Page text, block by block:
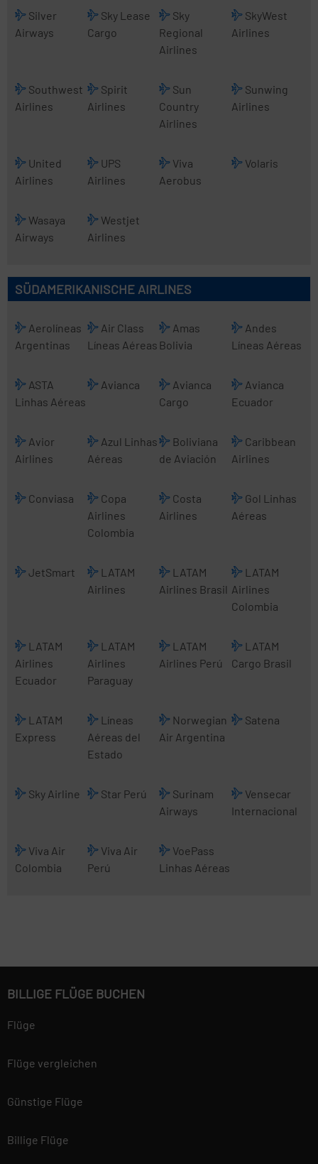
Silver
Airways
Sky Lease
Cargo
Sky
Regional
Airlines
SkyWest
Airlines
Southwest
Airlines
Spirit
Airlines
Sun
Country
Airlines
Sunwing
Airlines
United
Airlines
UPS
Airlines
Viva
Aerobus
Volaris
Wasaya
Airways
Westjet
Airlines
SÜDAMERIKANISCHE AIRLINES
Aerolíneas
Argentinas
Air Class
Líneas Aéreas
Amas
Bolivia
Andes
Líneas Aéreas
ASTA
Linhas Aéreas
Avianca
Avianca
Cargo
Avianca
Ecuador
Avior
Airlines
Azul Linhas
Aéreas
Boliviana
de Aviación
Caribbean
Airlines
Conviasa
Copa
Airlines
Colombia
Costa
Airlines
Gol Linhas
Aéreas
JetSmart
LATAM
Airlines
LATAM
Airlines Brasil
LATAM
Airlines
Colombia
LATAM
Airlines
Ecuador
LATAM
Airlines
Paraguay
LATAM
Airlines Perú
LATAM
Cargo Brasil
LATAM
Express
Líneas
Aéreas del
Estado
Norwegian
Air Argentina
Satena
Sky Airline Star Perú
Surinam
Airways
Vensecar
Internacional
Viva Air
Colombia
Viva Air
Perú
VoePass
Linhas Aéreas
BILLIGE FLÜGE BUCHEN
Flüge
Flüge vergleichen
Günstige Flüge
Billige Flüge